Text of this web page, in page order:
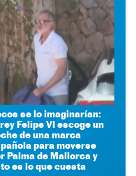
se lo imaginarían:
Felipe VI escoge un
de una marca
para moverse
Palma de Mallorca y
es lo que cuesta